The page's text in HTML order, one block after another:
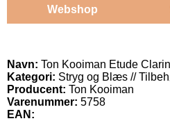
Webshop
Navn: Ton Kooiman Etude
Kategori: Stryg og Blæs //
Producent: Ton Kooiman
Varenummer: 5758
EAN: